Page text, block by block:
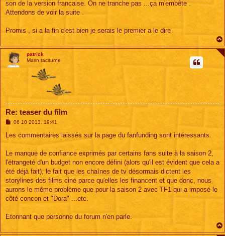
son de la version francaise. On ne tranche pas ...ça m'embête .
Attendons de voir la suite .
Promis , si a la fin c'est bien je serais le premier a le dire
patrick
Marin taciturne
Re: teaser du film
M
s
g
06 10 2013, 19:41
Les commentaires laissés sur la page du fanfunding sont intéressants.
Le manque de confiance exprimés par certains fans suite à la saison 2,
l'étrangeté d'un budget non encore défini (alors qu'il est évident que cela a
été déjà fait), le fait que les chaînes de tv désormais dictent les
storylines des films ciné parce qu'elles les financent et que donc, nous
aurons le même problème que pour la saison 2 avec TF1 qui a imposé le
côté concon et "Dora" ...etc.
Etonnant que personne du forum n'en parle.